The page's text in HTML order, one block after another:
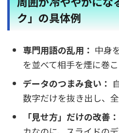
ク」の具体例
専門用語の乱用： 中身
を並べて相手を煙に巻こ
データのつまみ食い：
数字だけを抜き出し、
「見せ方」だけの改善：